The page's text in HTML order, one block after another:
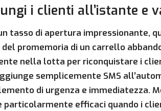
i clienti all’istante e
tasso di apertura impressionante,
promemoria di un carrello
nella lotta per riconquistare i
semplicemente SMS
di urgenza e immediatezza.
particolarmente efficaci quando i